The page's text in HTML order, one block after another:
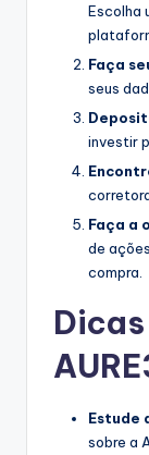
Escolha
Faça
seus
investir
Faça a
de
compra.
Estude
sobre a